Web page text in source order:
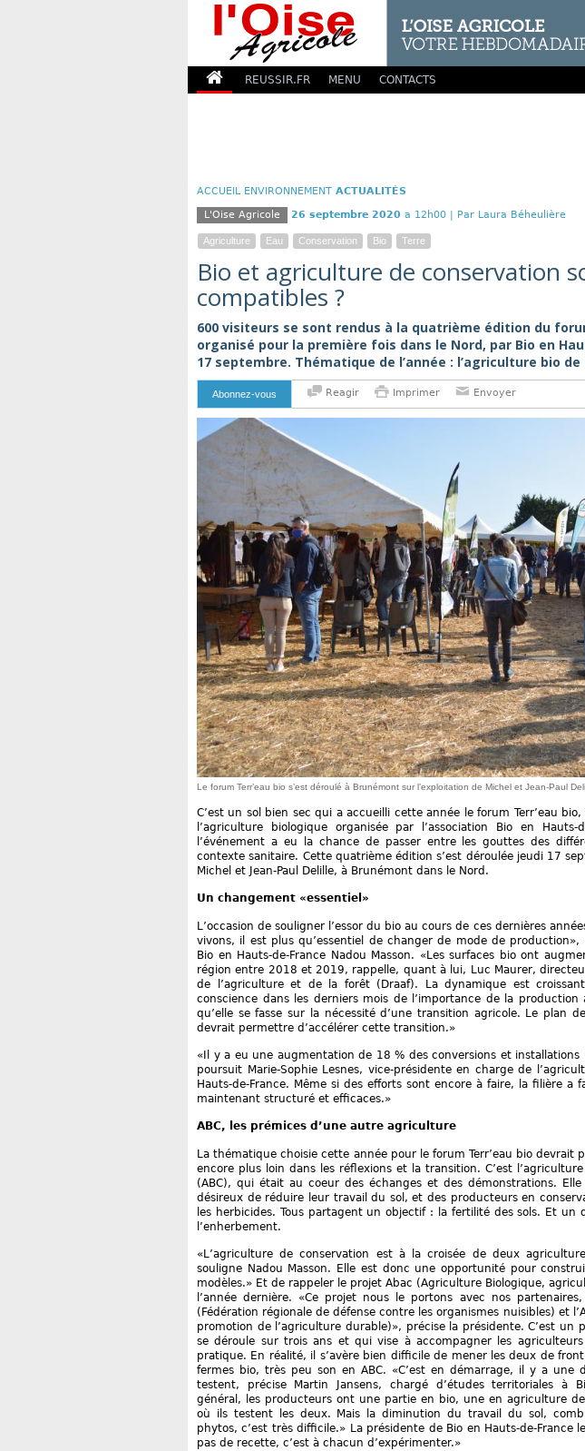
REUSSIR.FR MENU CONTACTS
ACCUEIL ENVIRONNEMENT ACTUALITÉS
L'Oise Agricole 26 septembre 2020 a 12h00 | Par Laura Béheulière
Agriculture Eau Conservation Bio Terre
Bio et agriculture de conservation
compatibles ?
600 visiteurs se sont rendus à la quatrième édition du
organisé pour la première fois dans le Nord, par Bio en
17 septembre. Thématique de l’année : l’agriculture bio
Abonnez-vous Reagir Imprimer Envoyer
Le forum Terr’eau bio s’est déroulé à Brunémont sur l’exploitation de Michel et Jean-Paul
C’est un sol bien sec qui a accueilli cette année le forum Terr’eau
l’agriculture biologique organisée par l’association Bio en
l’événement a eu la chance de passer entre les gouttes des
contexte sanitaire. Cette quatrième édition s’est déroulée jeudi 17
Michel et Jean-Paul Delille, à Brunémont dans le Nord.
Un changement «essentiel»
L’occasion de souligner l’essor du bio au cours de ces dernières
vivons, il est plus qu’essentiel de changer de mode de
Bio en Hauts-de-France Nadou Masson. «Les surfaces bio ont
région entre 2018 et 2019, rappelle, quant à lui, Luc Maurer,
de l’agriculture et de la forêt (Draaf). La dynamique est
conscience dans les derniers mois de l’importance de la
qu’elle se fasse sur la nécessité d’une transition agricole. Le plan
devrait permettre d’accélérer cette transition.»
«Il y a eu une augmentation de 18 % des conversions et
poursuit Marie-Sophie Lesnes, vice-présidente en charge de
Hauts-de-France. Même si des efforts sont encore à faire, la filière a
maintenant structuré et efficaces.»
ABC, les prémices d’une autre agriculture
La thématique choisie cette année pour le forum Terr’eau bio devrait
encore plus loin dans les réflexions et la transition. C’est
(ABC), qui était au coeur des échanges et des démonstrations.
désireux de réduire leur travail du sol, et des producteurs en
les herbicides. Tous partagent un objectif : la fertilité des sols. Et un
l’enherbement.
«L’agriculture de conservation est à la croisée de deux
souligne Nadou Masson. Elle est donc une opportunité pour
modèles.» Et de rappeler le projet Abac (Agriculture Biologique,
l’année dernière. «Ce projet nous le portons avec nos partenaires,
(Fédération régionale de défense contre les organismes nuisibles) et
promotion de l’agriculture durable)», précise la présidente. C’est un
se déroule sur trois ans et qui vise à accompagner les
pratique. En réalité, il s’avère bien difficile de mener les deux de
fermes bio, très peu son en ABC. «C’est en démarrage, il y a une
testent, précise Martin Jansens, chargé d’études territoriales à
général, les producteurs ont une partie en bio, une en agriculture
où ils testent les deux. Mais la diminution du travail du sol,
phytos, c’est très difficile.» La présidente de Bio en Hauts-de-France
pas de recette, c’est à chacun d’expérimenter.»